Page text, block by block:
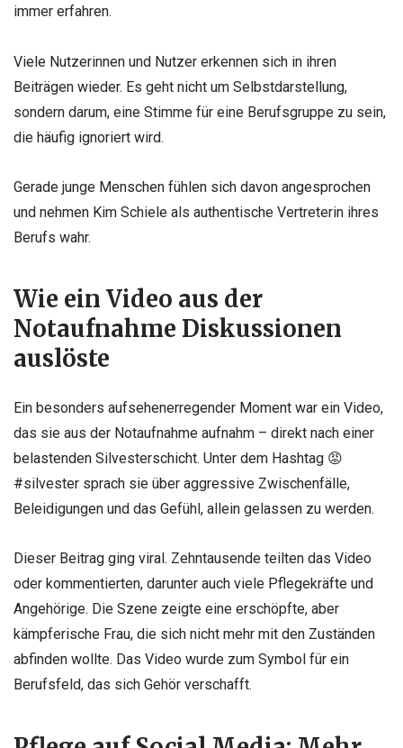
immer erfahren.
Viele Nutzerinnen und Nutzer erkennen sich in ihren
Beiträgen wieder. Es geht nicht um Selbstdarstellung,
sondern darum, eine Stimme für eine Berufsgruppe zu sein,
die häufig ignoriert wird.
Gerade junge Menschen fühlen sich davon angesprochen
und nehmen Kim Schiele als authentische Vertreterin ihres
Berufs wahr.
Wie ein Video aus der
Notaufnahme Diskussionen
auslöste
Ein besonders aufsehenerregender Moment war ein Video,
das sie aus der Notaufnahme aufnahm – direkt nach einer
belastenden Silvesterschicht. Unter dem Hashtag 😡
#silvester sprach sie über aggressive Zwischenfälle,
Beleidigungen und das Gefühl, allein gelassen zu werden.
Dieser Beitrag ging viral. Zehntausende teilten das Video
oder kommentierten, darunter auch viele Pflegekräfte und
Angehörige. Die Szene zeigte eine erschöpfte, aber
kämpferische Frau, die sich nicht mehr mit den Zuständen
abfinden wollte. Das Video wurde zum Symbol für ein
Berufsfeld, das sich Gehör verschafft.